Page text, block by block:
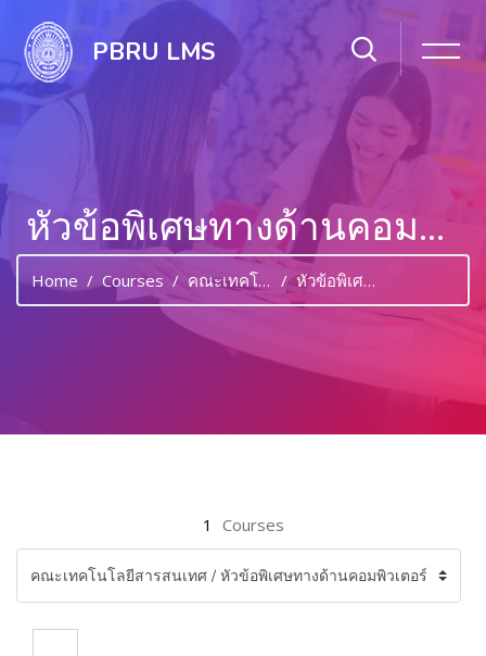
PBRU LMS
หัวข้อพิเศษทางด้านคอมพิวเตอร์ 1
Home Courses คณะเทคโนโลยีสารสนเทศ หัวข้อพิเศษทางด้านคอมพิวเตอร์ 1
1 Courses